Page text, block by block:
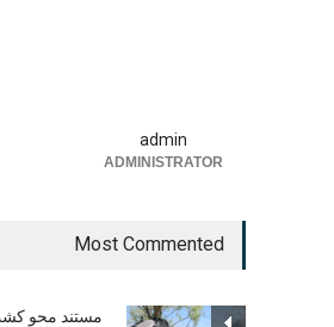
admin
ADMINISTRATOR
Most Commented
مستند محو